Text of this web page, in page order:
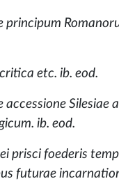
principum
etc. ib. eod.
accessione Silesiae
ib. eod.
prisci foederis
futurae